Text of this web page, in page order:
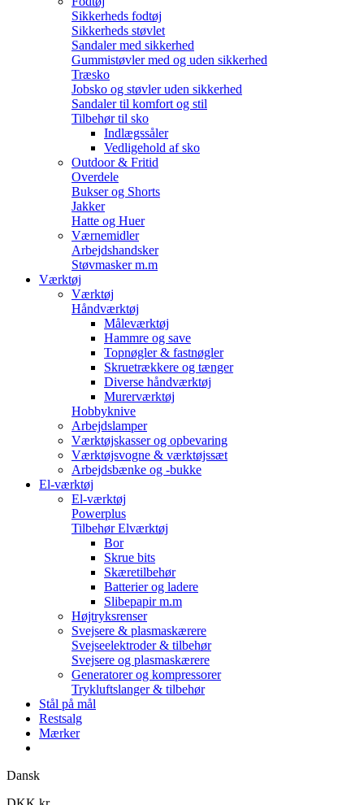
Sikkerheds fodtøj
Sikkerheds støvlet
Sandaler med sikkerhed
Gummistøvler med og uden sikkerhed
Træsko
Jobsko og støvler uden sikkerhed
Sandaler til komfort og stil
Tilbehør til sko
Indlægssåler
Vedligehold af sko
Outdoor & Fritid
Overdele
Bukser og Shorts
Jakker
Hatte og Huer
Værnemidler
Arbejdshandsker
Støvmasker m.m
Værktøj
Værktøj
Håndværktøj
Måleværktøj
Hammre og save
Topnøgler & fastnøgler
Skruetrækkere og tænger
Diverse håndværktøj
Murerværktøj
Hobbyknive
Arbejdslamper
Værktøjskasser og opbevaring
Værktøjsvogne & værktøjssæt
Arbejdsbænke og -bukke
El-værktøj
El-værktøj
Powerplus
Tilbehør Elværktøj
Bor
Skrue bits
Skæretilbehør
Batterier og ladere
Slibepapir m.m
Højtryksrenser
Svejsere & plasmaskærere
Svejseelektroder & tilbehør
Svejsere og plasmaskærere
Generatorer og kompressorer
Trykluftslanger & tilbehør
Stål på mål
Restsalg
Mærker
Dansk